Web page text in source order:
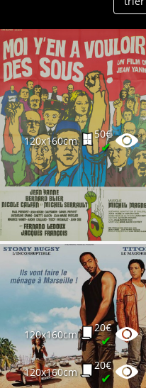
120x160cm
50€
✔
120x160cm
20€
✔
120x160cm
20€
✔